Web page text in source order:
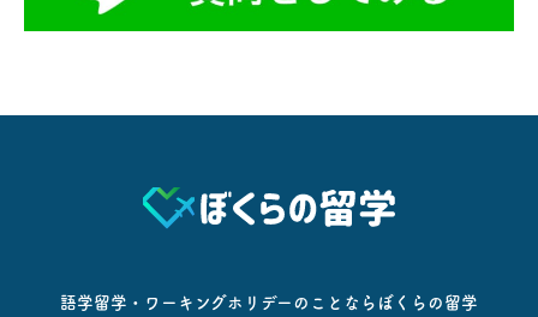
語学留学・ワーキングホリデーのことならぼくらの留学